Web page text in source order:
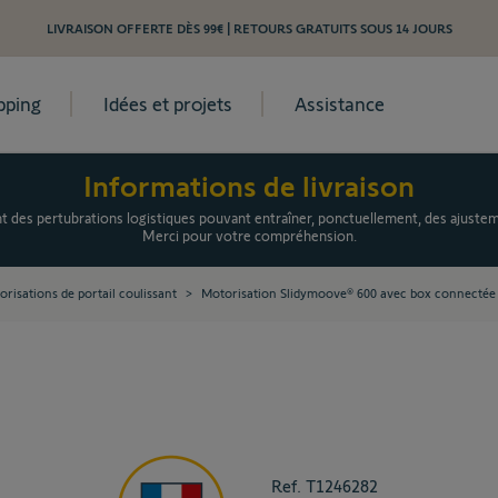
LIVRAISON OFFERTE DÈS 99€ | RETOURS GRATUITS SOUS 14 JOURS
Idées et projets Assistance
Informations de livraison
pertubrations logistiques pouvant entraîner, ponctuellement, des
Merci pour votre compréhension.
de portail coulissant > Motorisation Slidymoove® 600 avec box
Ref. T1246282
box